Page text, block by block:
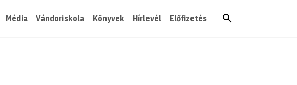
Média Vándoriskola Könyvek Hírlevél Előfizetés